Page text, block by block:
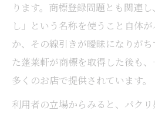
ります。商標登録問題とも関連
し」という名称を使うこと自体
か、その線引きが曖昧になりが
た蓬莱軒が商標を取得した後も
多くのお店で提供されています。
利用者の立場からみると、パク